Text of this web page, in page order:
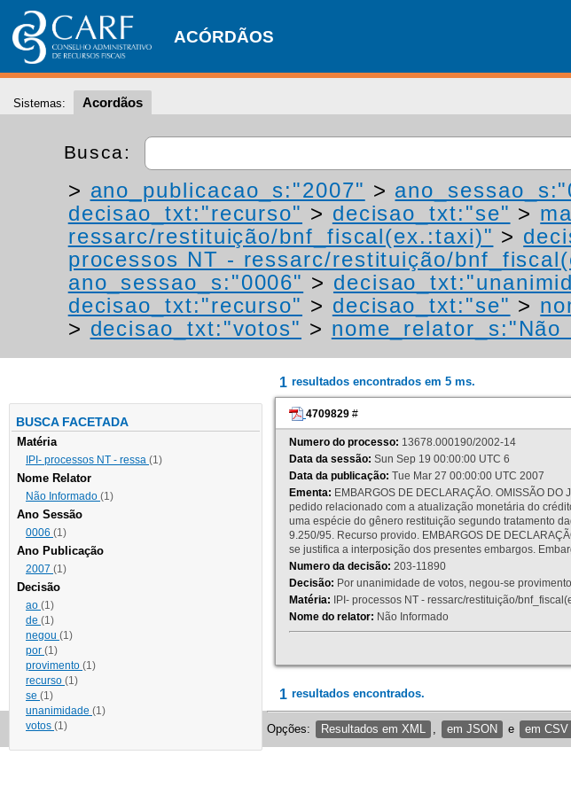
ACÓRDÃOS
Sistemas: Acordãos
Busca:
> ano_publicacao_s:"2007" >
decisao_txt:"recurso" > decisao_txt:"se" >
ressarc/restituição/bnf_fiscal(ex.:taxi)" >
processos NT - ressarc/restituição/
ano_sessao_s:"0006" >
decisao_txt:"recurso" > decisao_txt:"se" >
> decisao_txt:"votos" > nome_relator_s:"Não
BUSCA FACETADA
Matéria
IPI- processos NT - ressa (1)
Nome Relator
Não Informado (1)
Ano Sessão
0006 (1)
Ano Publicação
2007 (1)
Decisão
ao (1)
de (1)
negou (1)
por (1)
provimento (1)
recurso (1)
se (1)
unanimidade (1)
votos (1)
1 resultados encontrados em 5 ms.
4709829 #
Numero do processo: 13678.000190/2002-14
Data da sessão: Sun Sep 19 00:00:00 UTC 6
Data da publicação: Tue Mar 27 00:00:00 UTC 2007
Ementa: EMBARGOS DE DECLARAÇÃO. OMISSÃO
pedido relacionado com a atualização monetária do
uma espécie do gênero restituição segundo tratamento
9.250/95. Recurso provido. EMBARGOS DE
se justifica a interposição dos presentes embargos.
Numero da decisão: 203-11890
Decisão: Por unanimidade de votos, negou-se
Matéria: IPI- processos NT - ressarc/restituição/
Nome do relator: Não Informado
1 resultados encontrados.
Opções: Resultados em XML em JSON e em CSV